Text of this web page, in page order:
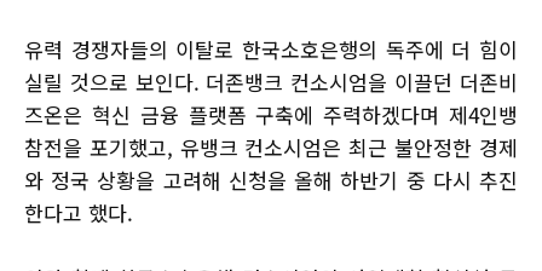
유력 경쟁자들의 이탈로 한국소호은행의 독주에 더 힘이
실릴 것으로 보인다. 더존뱅크 컨소시엄을 이끌던 더존비
즈온은 혁신 금융 플랫폼 구축에 주력하겠다며 제4인뱅
참전을 포기했고, 유뱅크 컨소시엄은 최근 불안정한 경제
와 정국 상황을 고려해 신청을 올해 하반기 중 다시 추진
한다고 했다.